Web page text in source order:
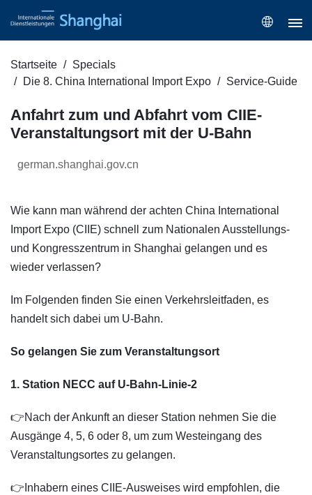
Startseite
Specials
Die 8. China International Import Expo
Service-Guide
Anfahrt zum und Abfahrt vom CIIE-
Veranstaltungsort mit der U-Bahn
german.shanghai.gov.cn
Wie kann man während der achten China International
Import Expo (CIIE) schnell zum Nationalen Ausstellungs-
und Kongresszentrum in Shanghai gelangen und es
wieder verlassen?
Im Folgenden finden Sie einen Verkehrsleitfaden, es
handelt sich dabei um U-Bahn.
So gelangen Sie zum Veranstaltungsort
1. Station NECC auf U-Bahn-Linie-2
👉Nach der Ankunft an dieser Station nehmen Sie die
Ausgänge 4, 5, 6 oder 8, um zum Westeingang des
Veranstaltungsortes zu gelangen.
👉Inhabern eines CIIE-Ausweises wird empfohlen, die